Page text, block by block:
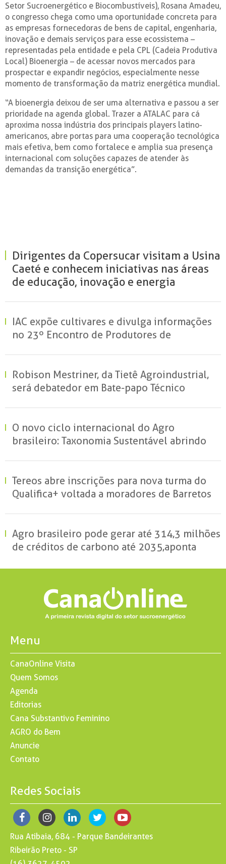
Setor Sucroenergético e Biocombustíveis), Rosana Amadeu,
o congresso chega como uma oportunidade concreta para
as empresas fornecedoras de bens de capital, engenharia,
inovação e demais serviços para esse ecossistema –
representadas pela entidade e pela CPL (Cadeia Produtiva
Local) Bioenergia – de acessar novos mercados para
prospectar e expandir negócios, especialmente nesse
momento de transformação da matriz energética mundial.
“A bioenergia deixou de ser uma alternativa e passou a ser
prioridade na agenda global. Trazer a ATALAC para cá
aproxima nossa indústria dos principais players latino-
americanos, abre portas para uma cooperação tecnológica
mais efetiva, bem como fortalece e amplia sua presença
internacional com soluções capazes de atender às
demandas da transição energética”.
Dirigentes da Copersucar visitam a Usina
Caeté e conhecem iniciativas nas áreas
de educação, inovação e energia
IAC expõe cultivares e divulga informações
no 23º Encontro de Produtores de
Robison Mestriner, da Tietê Agroindustrial,
será debatedor em Bate-papo Técnico
O novo ciclo internacional do Agro
brasileiro: Taxonomia Sustentável abrindo
Tereos abre inscrições para nova turma do
Qualifica+ voltada a moradores de Barretos
Agro brasileiro pode gerar até 314,3 milhões
de créditos de carbono até 2035, aponta
Menu
CanaOnline Visita
Quem Somos
Agenda
Editorias
Cana Substantivo Feminino
AGRO do Bem
Anuncie
Contato
Redes Sociais
Rua Atibaia, 684 - Parque Bandeirantes
Ribeirão Preto - SP